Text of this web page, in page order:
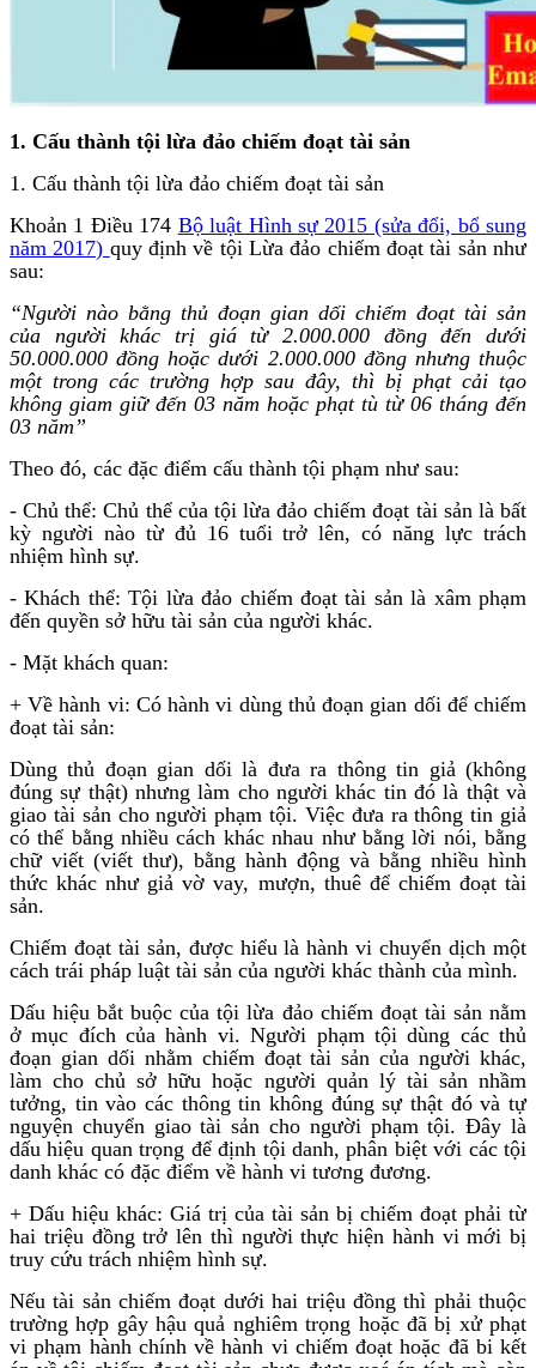
1. Cấu thành tội lừa đảo chiếm đoạt tài sản
1. Cấu thành tội lừa đảo chiếm đoạt tài sản
Khoản 1 Điều 174 Bộ luật Hình sự 2015 (sửa đổi, bổ sung
năm 2017) quy định về tội Lừa đảo chiếm đoạt tài sản như
sau:
“Người nào bằng thủ đoạn gian dối chiếm đoạt tài sản
của người khác trị giá từ 2.000.000 đồng đến dưới
50.000.000 đồng hoặc dưới 2.000.000 đồng nhưng thuộc
một trong các trường hợp sau đây, thì bị phạt cải tạo
không giam giữ đến 03 năm hoặc phạt tù từ 06 tháng đến
03 năm”
Theo đó, các đặc điểm cấu thành tội phạm như sau:
- Chủ thể: Chủ thể của tội lừa đảo chiếm đoạt tài sản là bất
kỳ người nào từ đủ 16 tuổi trở lên, có năng lực trách
nhiệm hình sự.
- Khách thể: Tội lừa đảo chiếm đoạt tài sản là xâm phạm
đến quyền sở hữu tài sản của người khác.
- Mặt khách quan:
+ Về hành vi: Có hành vi dùng thủ đoạn gian dối để chiếm
đoạt tài sản:
Dùng thủ đoạn gian dối là đưa ra thông tin giả (không
đúng sự thật) nhưng làm cho người khác tin đó là thật và
giao tài sản cho người phạm tội. Việc đưa ra thông tin giả
có thể bằng nhiều cách khác nhau như bằng lời nói, bằng
chữ viết (viết thư), bằng hành động và bằng nhiều hình
thức khác như giả vờ vay, mượn, thuê để chiếm đoạt tài
sản.
Chiếm đoạt tài sản, được hiểu là hành vi chuyển dịch một
cách trái pháp luật tài sản của người khác thành của mình.
Dấu hiệu bắt buộc của tội lừa đảo chiếm đoạt tài sản nằm
ở mục đích của hành vi. Người phạm tội dùng các thủ
đoạn gian dối nhằm chiếm đoạt tài sản của người khác,
làm cho chủ sở hữu hoặc người quản lý tài sản nhầm
tưởng, tin vào các thông tin không đúng sự thật đó và tự
nguyện chuyển giao tài sản cho người phạm tội. Đây là
dấu hiệu quan trọng để định tội danh, phân biệt với các tội
danh khác có đặc điểm về hành vi tương đương.
+ Dấu hiệu khác: Giá trị của tài sản bị chiếm đoạt phải từ
hai triệu đồng trở lên thì người thực hiện hành vi mới bị
truy cứu trách nhiệm hình sự.
Nếu tài sản chiếm đoạt dưới hai triệu đồng thì phải thuộc
trường hợp gây hậu quả nghiêm trọng hoặc đã bị xử phạt
vi phạm hành chính về hành vi chiếm đoạt hoặc đã bi kết